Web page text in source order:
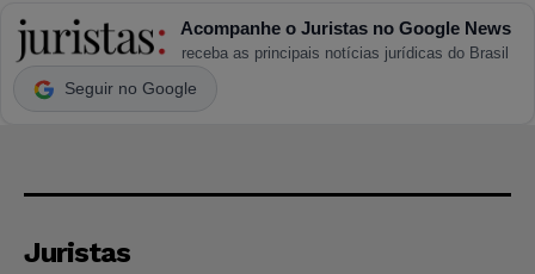
Acompanhe o Juristas no Google News
receba as principais notícias jurídicas do Brasil
Seguir no Google
Juristas